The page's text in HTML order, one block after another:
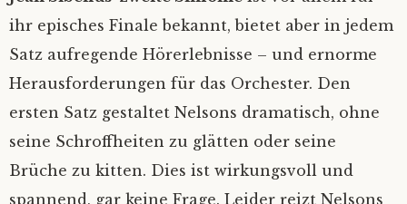
ihr episches Finale bekannt, bietet aber in jedem
Satz aufregende Hörerlebnisse – und ernorme
Herausforderungen für das Orchester. Den
ersten Satz gestaltet Nelsons dramatisch, ohne
seine Schroffheiten zu glätten oder seine
Brüche zu kitten. Dies ist wirkungsvoll und
spannend, gar keine Frage. Leider reizt Nelsons